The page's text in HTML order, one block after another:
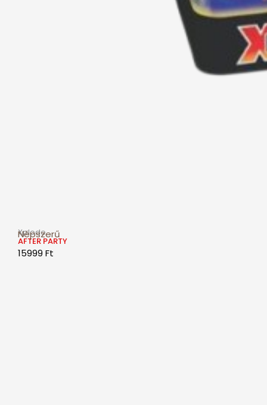
Népszerű
Xplode
AFTER PARTY
15999 Ft